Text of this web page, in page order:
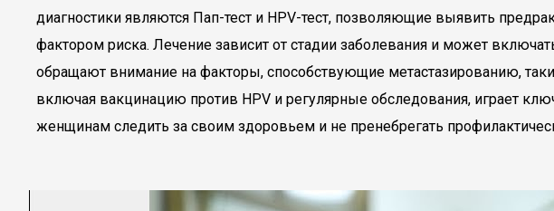
диагностики являются Пап-тест и HPV-тест, позволяющие выявить
фактором риска. Лечение зависит от стадии заболевания и может
обращают внимание на факторы, способствующие метастазированию,
включая вакцинацию против HPV и регулярные обследования, играет
женщинам следить за своим здоровьем и не пренебрегать